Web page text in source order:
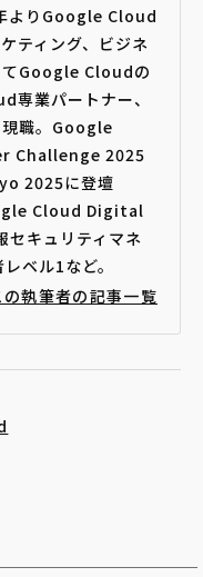
よりGoogle Cloud
ティング、ビジネ
てGoogle Cloudの
業パートナー、
現職。Google
Challenge 2025
2025に登壇
Cloud Digital
キュリティマネ
ベル1など。
の執筆者の記事一覧